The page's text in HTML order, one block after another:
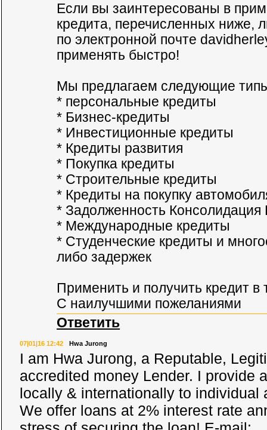
Если вы заинтересованы в
кредита, перечисленных ниже,
по электронной почте
применять быстро!
Мы предлагаем следующие
* персональные кредиты
* Бизнес-кредиты
* Инвестиционные кредиты
* Кредиты развития
* Покупка кредиты
* Строительные кредиты
* Кредиты на покупку
* Задолженность Консолидация
* Международные кредиты
* Студенческие кредиты и
либо задержек
Применить и получить кредит в
С наилучшими пожеланиями
Ответить
07|01|16 12:42 Hwa Jurong
I am Hwa Jurong, a Reputable,
accredited money Lender. I provide
locally & internationally to individual
We offer loans at 2% interest rate